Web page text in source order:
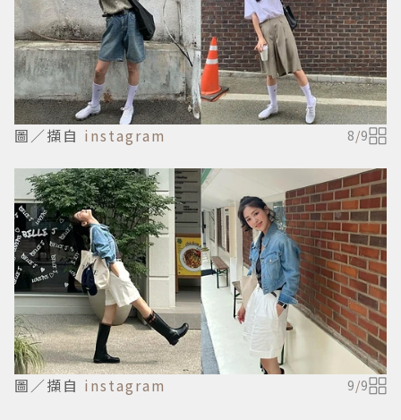
圖／擷自 instagram 8/9
圖／擷自 instagram 9/9